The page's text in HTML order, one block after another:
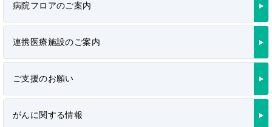
病院フロアのご案内
連携医療施設のご案内
ご支援のお願い
がんに関する情報